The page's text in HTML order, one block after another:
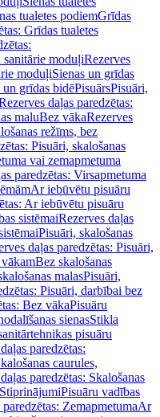
tualetes podiemGrīdas
Grīdas tualetes
moduļiRezerves
moduļiSienas un grīdas
un grīdas bidēPisuārsPisuāri,
daļas paredzētas:
maluBez vākaRezerves
režīms, bez
Pisuāri, skalošanas
vai zemapmetuma
paredzētas: Virsapmetuma
Ar iebūvētu pisuāru
Ar iebūvētu pisuāru
sistēmaiRezerves daļas
Pisuāri, skalošanas
daļas paredzētas: Pisuāri,
Bez skalošanas
malasPisuāri,
Pisuāri, darbībai bez
Bez vākaPisuāru
sienasStikla
pisuāru
paredzētas:
caurules,
paredzētas: Skalošanas
StiprinājumiPisuāru vadības
ZemapmetumaAr